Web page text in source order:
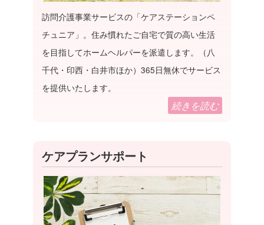
訪問介護事業サービスの「ケアステーションペ
チュニア」。住み慣れたご自宅で質の高い生活
を目指してホームヘルパーを派遣します。（八
千代・印西・白井市ほか）365日無休でサービス
を提供いたします。
続きを読む
ケアプランサポート